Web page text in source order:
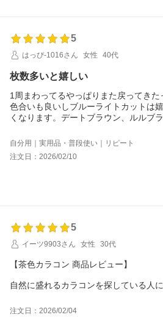
5
はっぴ-1016さん
女性 40代
枚数多いと嬉しい
1周まわってるやっぱりまた戻ってき
色合いも良いしブルーライトカットは
くなります。デートブラウン、ルルブ
が激しくないので良いです。色々試し
しです。ワンデイはコストが悪いので
と嬉しい。
自分用｜実用品・普段使い｜リピート
注文日：2026/02/10
5
イーツ9903さん
女性 30代
【茶色カラコン 商品レビュー】
自然に盛れるカラコンを探している人
ンカラコンです。実際につけてみると
いたブラウンカラーで、不自然な感じ
注文日：2026/02/04